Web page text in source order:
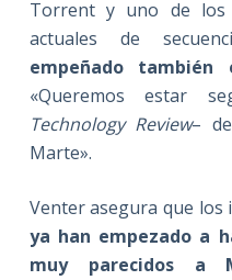
Torrent y uno de los
actuales de
empeñado
«Queremos estar
Technology Review–
Marte».
Venter asegura que los
ya han empezado a
muy parecidos a